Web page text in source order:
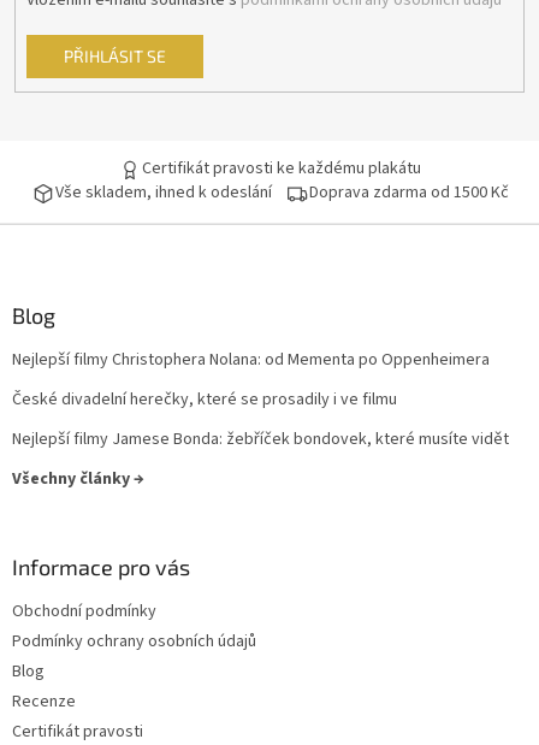
PŘIHLÁSIT SE
Certifikát pravosti ke každému plakátu
Vše skladem, ihned k odeslání
Doprava zdarma od 1500 Kč
Blog
Nejlepší filmy Christophera Nolana: od Mementa po Oppenheimera
České divadelní herečky, které se prosadily i ve filmu
Nejlepší filmy Jamese Bonda: žebříček bondovek, které musíte vidět
Všechny články →
Informace pro vás
Obchodní podmínky
Podmínky ochrany osobních údajů
Blog
Recenze
Certifikát pravosti